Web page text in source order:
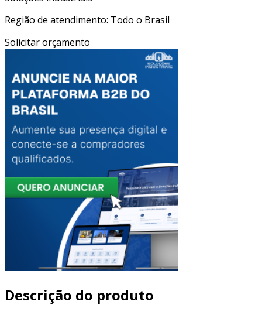
Região de atendimento: Todo o Brasil
Solicitar orçamento
Descrição do produto